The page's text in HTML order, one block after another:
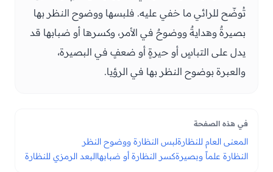
تُوضّح للرائي ما خفي عليه. فلبسها ووضوح النظر بها
بصيرةٌ وهدايةٌ ووضوحٌ في الأمر، وكسرها أو ضبابها قد
يدل على التباسٍ أو حيرةٍ أو ضعفٍ في البصيرة،
والعبرة بوضوح النظر بها في الرؤيا.
في هذه الصفحة
المعنى العام للنظارةلبس النظارة ووضوح النظر
النظارة علماً وبصيرةكسر النظارة أو ضبابهاالبعد الرمزي للنظارة